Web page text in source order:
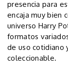
presencia para
encaja muy bien
universo Harry
formatos
de uso cotidiano
coleccionable.